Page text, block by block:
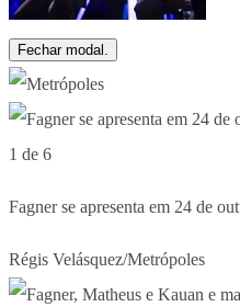
Fechar modal.
1 de 6
Fagner se apresenta em 24 de
Régis Velásquez/Metrópoles